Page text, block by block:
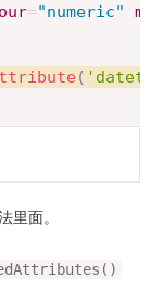
="numeric"
(
里面。